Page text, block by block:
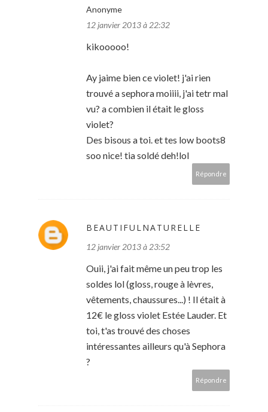
Anonyme
12 janvier 2013 à 22:32
kikooooo!
Ay jaime bien ce violet! j'ai rien
trouvé a sephora moiiii, j'ai tetr mal
vu? a combien il était le gloss
violet?
Des bisous a toi. et tes low boots8
soo nice! tia soldé deh!lol
Répondre
BEAUTIFULNATURELLE
12 janvier 2013 à 23:52
Ouii, j'ai fait même un peu trop les
soldes lol (gloss, rouge à lèvres,
vêtements, chaussures...) ! Il était à
12€ le gloss violet Estée Lauder. Et
toi, t'as trouvé des choses
intéressantes ailleurs qu'à Sephora
?
Répondre